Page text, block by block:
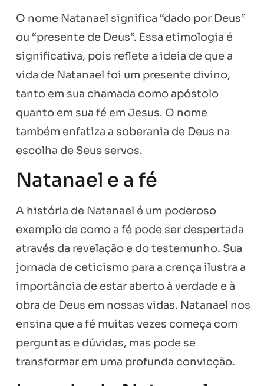
O nome Natanael significa “dado por Deus”
ou “presente de Deus”. Essa etimologia é
significativa, pois reflete a ideia de que a
vida de Natanael foi um presente divino,
tanto em sua chamada como apóstolo
quanto em sua fé em Jesus. O nome
também enfatiza a soberania de Deus na
escolha de Seus servos.
Natanael e a fé
A história de Natanael é um poderoso
exemplo de como a fé pode ser despertada
através da revelação e do testemunho. Sua
jornada de ceticismo para a crença ilustra a
importância de estar aberto à verdade e à
obra de Deus em nossas vidas. Natanael nos
ensina que a fé muitas vezes começa com
perguntas e dúvidas, mas pode se
transformar em uma profunda convicção.